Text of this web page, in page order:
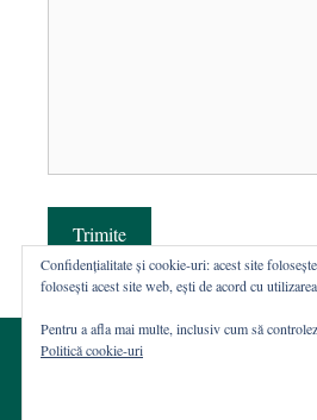
Trimite
Web hosting şi dezvoltare
Confidențialitate și cookie-uri: acest site
folosești acest site web, ești de acord cu
Pentru a afla mai multe, inclusiv cum să
Politică cookie-uri